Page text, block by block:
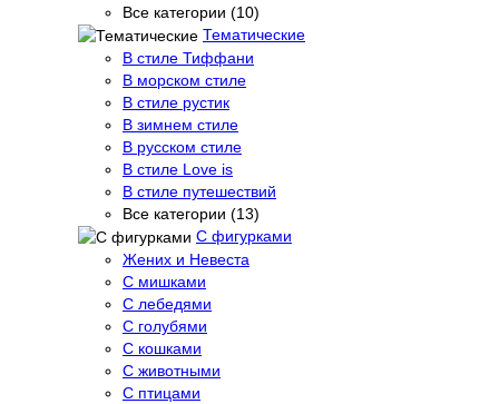
Все категории (10)
Тематические
В стиле Тиффани
В морском стиле
В стиле рустик
В зимнем стиле
В русском стиле
В стиле Love is
В стиле путешествий
Все категории (13)
С фигурками
Жених и Невеста
С мишками
С лебедями
С голубями
С кошками
С животными
С птицами